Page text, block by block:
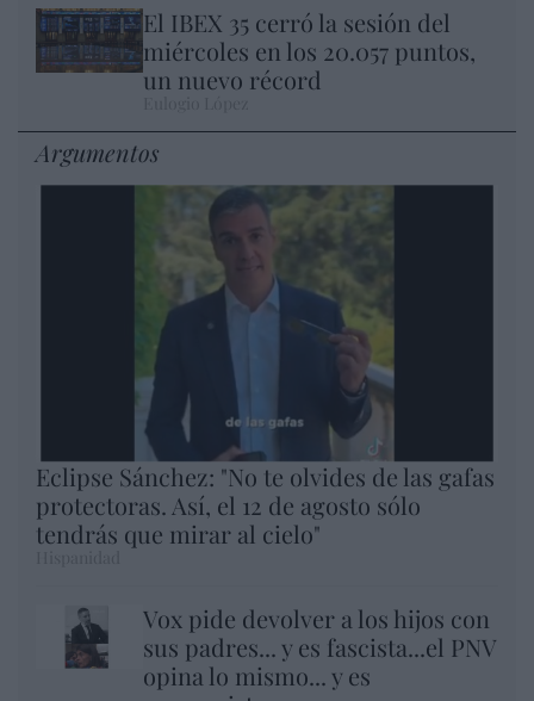
El IBEX 35 cerró la sesión del
miércoles en los 20.057 puntos,
un nuevo récord
Argumentos
Eclipse Sánchez: "No te olvides de las gafas
protectoras. Así, el 12 de agosto sólo
tendrás que mirar al cielo"
Vox pide devolver a los hijos con
sus padres... y es fascista...el PNV
opina lo mismo... y es